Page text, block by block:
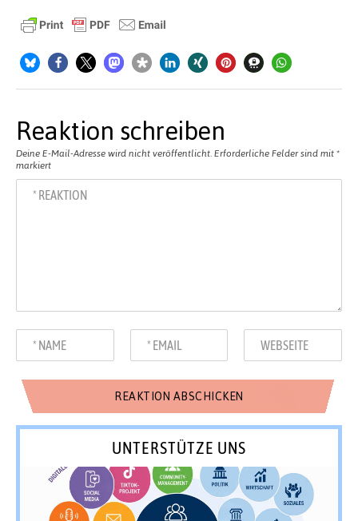
Reaktion schreiben
Deine E-Mail-Adresse wird nicht veröffentlicht. Erforderliche Felder sind mit *
markiert
UNTERSTÜTZE UNS